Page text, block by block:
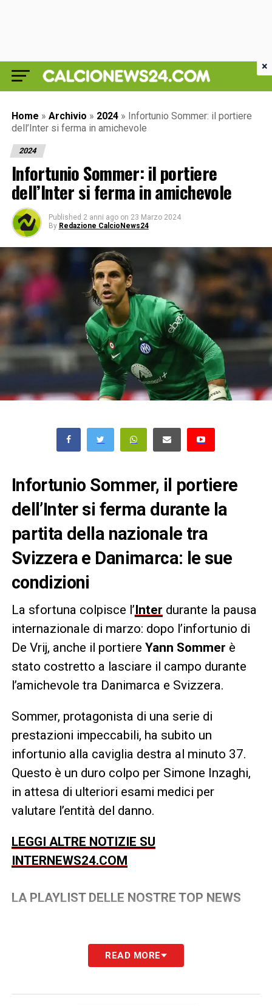
Home » Archivio » 2024 » Infortunio Sommer: il portiere
dell’Inter si ferma in amichevole
2024
Infortunio Sommer: il portiere
dell’Inter si ferma in amichevole
Published 2 anni ago on 23 Marzo 2024
By Redazione CalcioNews24
Infortunio Sommer, il portiere
dell’Inter si ferma durante la
partita della nazionale tra
Svizzera e Danimarca: le sue
condizioni
La sfortuna colpisce l’Inter durante la pausa
internazionale di marzo: dopo l’infortunio di
De Vrij, anche il portiere Yann Sommer è
stato costretto a lasciare il campo durante
l’amichevole tra Danimarca e Svizzera.
Sommer, protagonista di una serie di
prestazioni impeccabili, ha subito un
infortunio alla caviglia destra al minuto 37.
Questo è un duro colpo per Simone Inzaghi,
in attesa di ulteriori esami medici per
valutare l’entità del danno.
LEGGI ALTRE NOTIZIE SU
INTERNEWS24.COM
LA PLAYLIST DELLE NOSTRE TOP NEWS
READ MORE
×